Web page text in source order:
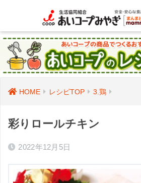
HOME レシピTOP 3.鶏
彩りロールチキン
2022年12月5日